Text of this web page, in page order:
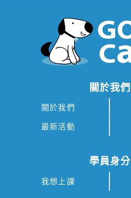
關於我們
關於我們
最新活動
學員身分
我想上課